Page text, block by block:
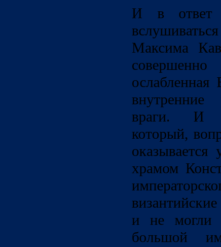
И в
Максима
ослабленная
враги. И
который,
храмом
и не могли
большой